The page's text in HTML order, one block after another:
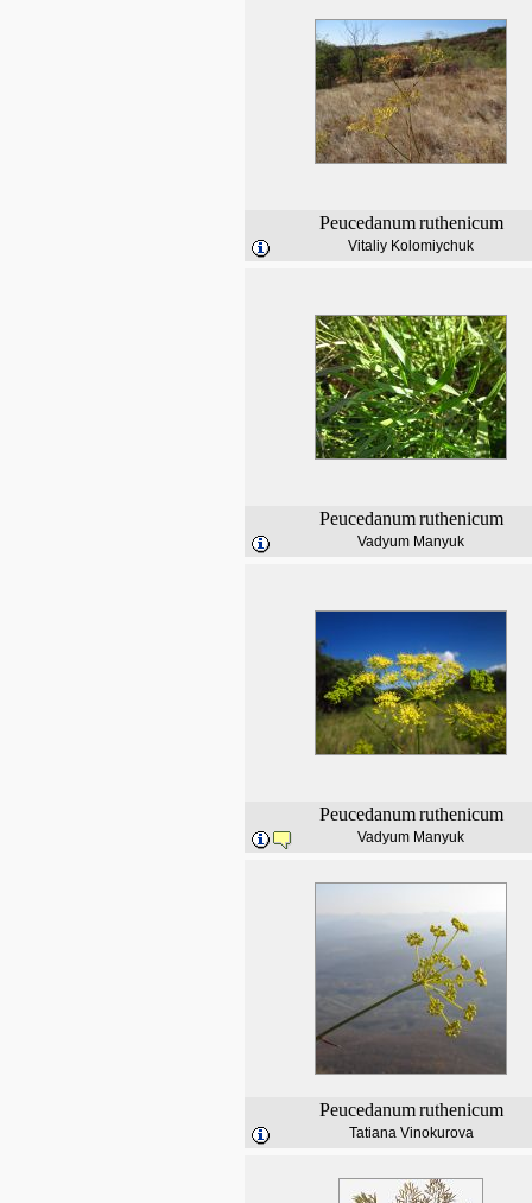
Peucedanum ruthenicum
Vitaliy Kolomiychuk
Peucedanum ruthenicum
Vadyum Manyuk
Peucedanum ruthenicum
Vadyum Manyuk
Peucedanum ruthenicum
Tatiana Vinokurova